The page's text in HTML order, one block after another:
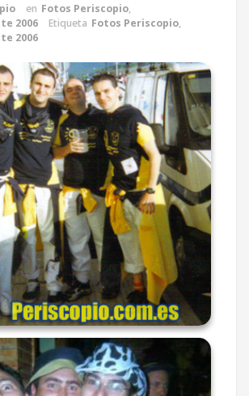
en Fotos Periscopio,
2006
Etiqueta Fotos Periscopio,
2006